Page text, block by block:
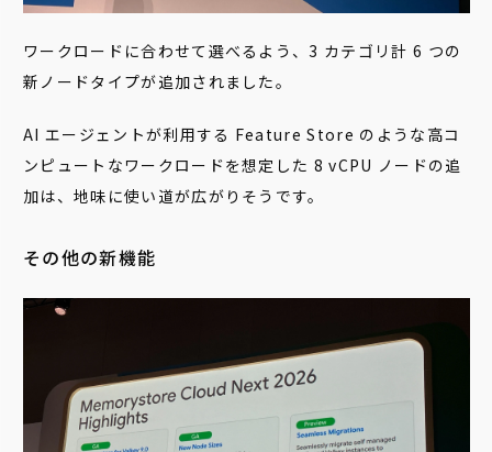
ワークロードに合わせて選べるよう、3 カテゴリ計 6 つの
新ノードタイプが追加されました。
AI エージェントが利用する Feature Store のような高コ
ンピュートなワークロードを想定した 8 vCPU ノードの追
加は、地味に使い道が広がりそうです。
その他の新機能